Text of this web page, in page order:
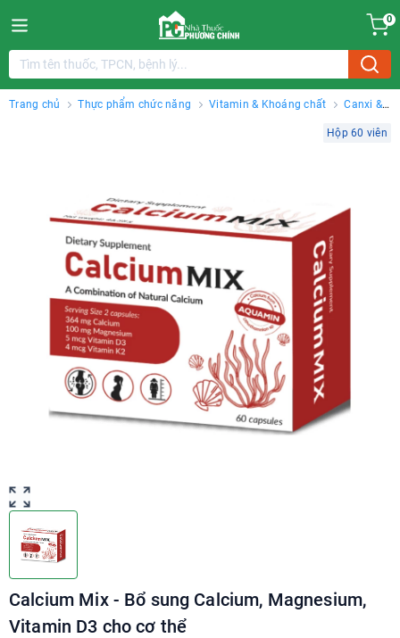
0
Trang chủ Thực phẩm chức năng Vitamin & Khoáng chất
Canxi &
Hộp 60 viên
Calcium Mix - Bổ sung Calcium, Magnesium,
Vitamin D3 cho cơ thể